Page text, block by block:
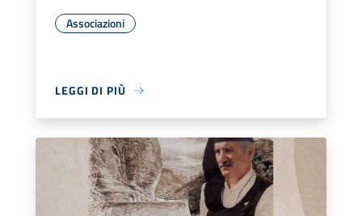
Associazioni
LEGGI DI PIÙ